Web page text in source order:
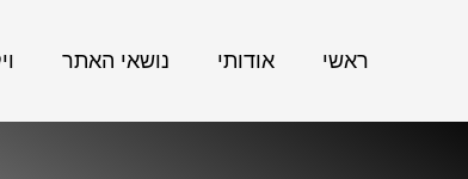
ראשי אודותי נושאי האתר